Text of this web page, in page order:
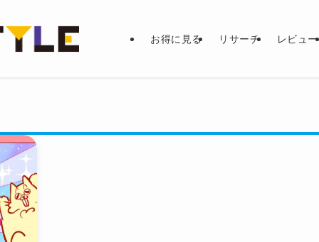
お得に見る リサーチ レビュー